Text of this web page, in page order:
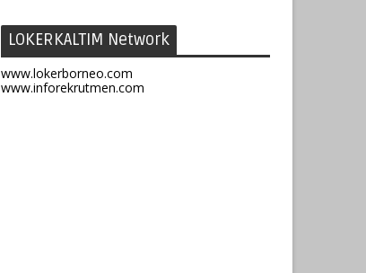
LOKERKALTIM Network
www.lokerborneo.com
www.inforekrutmen.com